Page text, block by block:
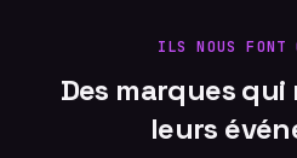
ILS NOUS FONT
Des marques
leurs